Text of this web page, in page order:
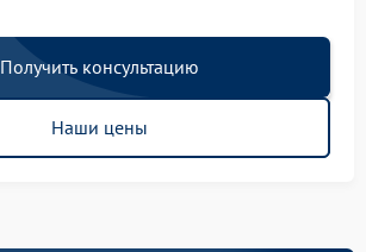
Получить консультацию
Наши цены